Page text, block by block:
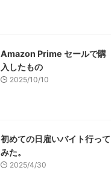
Amazon Prime セールで購
入したもの
2025/10/10
初めての日雇いバイト行って
みた。
2025/4/30